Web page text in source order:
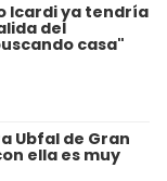
Icardi ya tendría
del
casa"
Ubfal de Gran
ella es muy